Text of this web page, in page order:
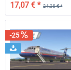
24,38 € *
17,07 € *
-25